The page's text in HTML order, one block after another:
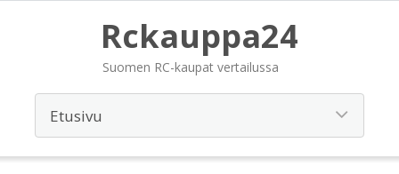
Rckauppa24
Suomen RC-kaupat vertailussa